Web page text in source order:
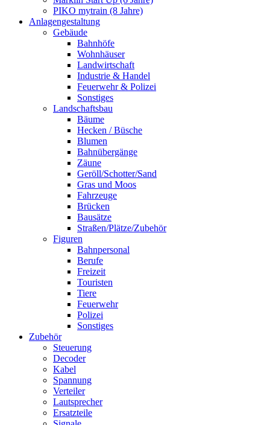
PIKO mytrain (8 Jahre)
Anlagengestaltung
Gebäude
Bahnhöfe
Wohnhäuser
Landwirtschaft
Industrie & Handel
Feuerwehr & Polizei
Sonstiges
Landschaftsbau
Bäume
Hecken / Büsche
Blumen
Bahnübergänge
Zäune
Geröll/Schotter/Sand
Gras und Moos
Fahrzeuge
Brücken
Bausätze
Straßen/Plätze/Zubehör
Figuren
Bahnpersonal
Berufe
Freizeit
Touristen
Tiere
Feuerwehr
Polizei
Sonstiges
Zubehör
Steuerung
Decoder
Kabel
Spannung
Verteiler
Lautsprecher
Ersatzteile